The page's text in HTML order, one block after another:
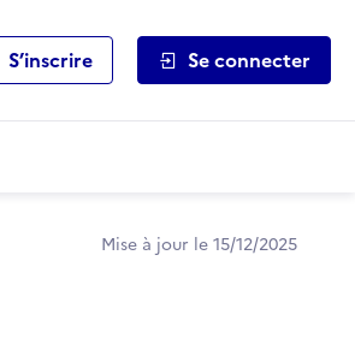
S’inscrire Se connecter
Mise à jour le 15/12/2025